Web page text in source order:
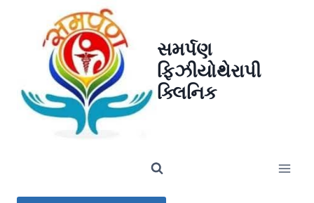
સમર્પણ
ફિઝીયોથેરાપી
ક્લિનિક